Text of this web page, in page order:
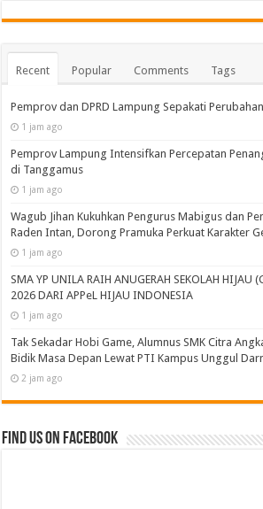
Recent Popular Comments Tags
Pemprov dan DPRD Lampung Sepakati Perubahan
1 jam ago
Pemprov Lampung Intensifkan Percepatan
di Tanggamus
1 jam ago
Wagub Jihan Kukuhkan Pengurus Mabigus dan
Raden Intan, Dorong Pramuka Perkuat Karakter
1 jam ago
SMA YP UNILA RAIH ANUGERAH SEKOLAH HIJAU
2026 DARI APPeL HIJAU INDONESIA
1 jam ago
Tak Sekadar Hobi Game, Alumnus SMK Citra
Bidik Masa Depan Lewat PTI Kampus Unggul
2 jam ago
Find us on Facebook